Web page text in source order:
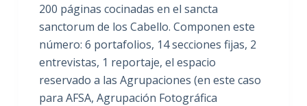
200 páginas cocinadas en el sancta
sanctorum de los Cabello. Componen este
número: 6 portafolios, 14 secciones fijas, 2
entrevistas, 1 reportaje, el espacio
reservado a las Agrupaciones (en este caso
para AFSA, Agrupación Fotográfica